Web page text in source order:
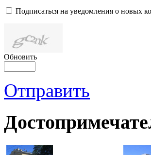
Подписаться на уведомления о новых
Обновить
Отправить